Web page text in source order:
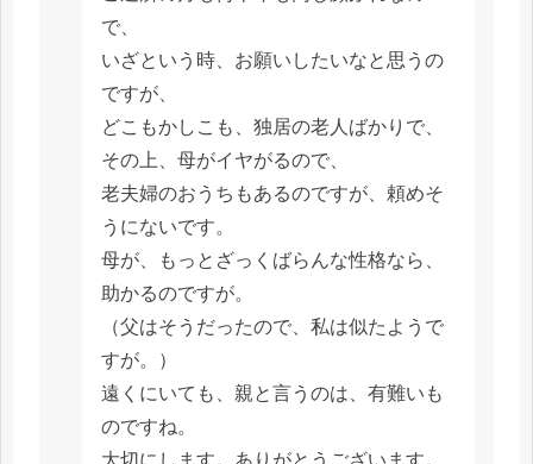
で、
いざという時、お願いしたいなと思うの
ですが、
どこもかしこも、独居の老人ばかりで、
その上、母がイヤがるので、
老夫婦のおうちもあるのですが、頼めそ
うにないです。
母が、もっとざっくばらんな性格なら、
助かるのですが。
（父はそうだったので、私は似たようで
すが。）
遠くにいても、親と言うのは、有難いも
のですね。
大切にします。ありがとうございます。